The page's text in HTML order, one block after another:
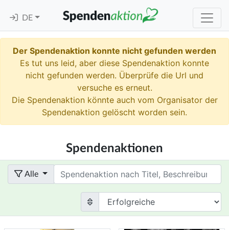
DE
Der Spendenaktion konnte nicht gefunden werden
Es tut uns leid, aber diese Spendenaktion konnte
nicht gefunden werden. Überprüfe die Url und
versuche es erneut.
Die Spendenaktion könnte auch vom Organisator der
Spendenaktion gelöscht worden sein.
Spendenaktionen
Alle Term